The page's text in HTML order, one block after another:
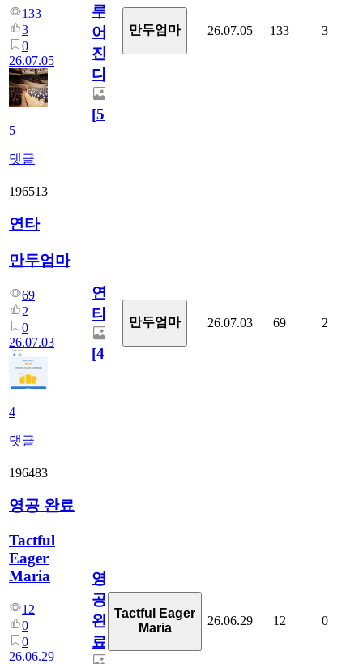
133
3
0
26.07.05
5
댓글
루
어
진
다.
[5]
만두엄마 26.07.05 133 3
196513
연타
만두엄마
69
2
0
26.07.03
4
댓글
연
타
[4]
만두엄마 26.07.03 69 2
196483
영공 완료
Tactful
Eager
Maria
12
0
0
26.06.29
영
공
완
료
Tactful Eager
Maria
26.06.29 12 0